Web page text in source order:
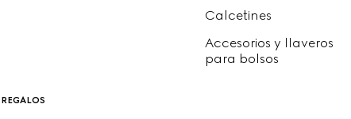
Calcetines
Accesorios y llaveros
para bolsos
regalos